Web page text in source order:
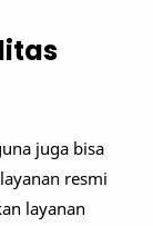
juga bisa
resmi
layanan